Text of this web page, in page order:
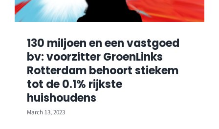
130 miljoen en een vastgoed
bv: voorzitter GroenLinks
Rotterdam behoort stiekem
tot de 0.1% rijkste
huishoudens
March 13, 2023